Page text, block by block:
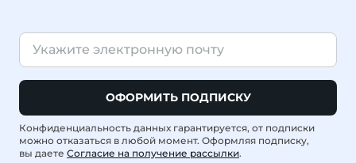
ОФОРМИТЬ ПОДПИСКУ
Конфиденциальность данных гарантируется, от подписки
можно отказаться в любой момент. Оформляя подписку,
вы даете Согласие на получение рассылки.